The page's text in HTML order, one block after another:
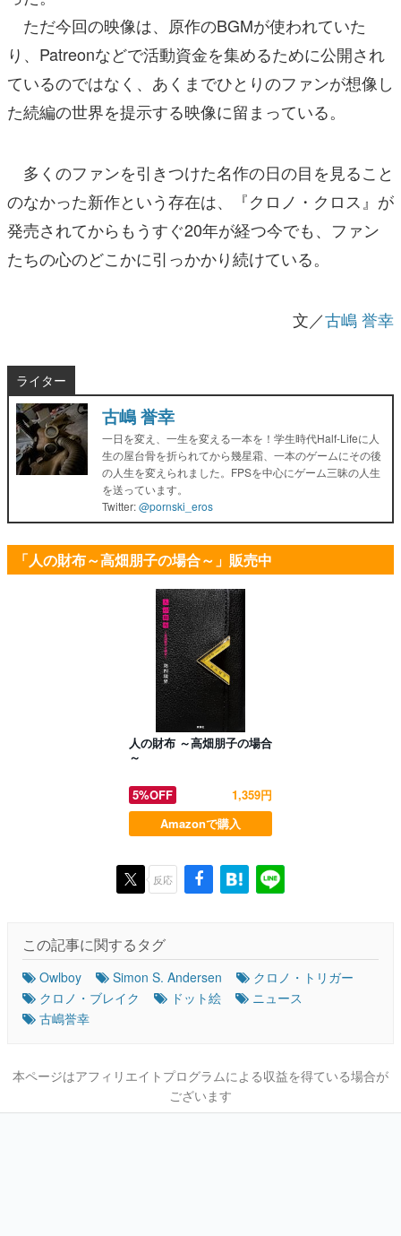
ただ今回の映像は、原作のBGMが使われていた
り、Patreonなどで活動資金を集めるために公開され
ているのではなく、あくまでひとりのファンが想像し
た続編の世界を提示する映像に留まっている。
多くのファンを引きつけた名作の日の目を見ること
のなかった新作という存在は、『クロノ・クロス』が
発売されてからもうすぐ20年が経つ今でも、ファン
たちの心のどこかに引っかかり続けている。
文／古嶋 誉幸
ライター
古嶋 誉幸
一日を変え、一生を変える一本を！学生時代Half-Lifeに人
生の屋台骨を折られてから幾星霜、一本のゲームにその後
の人生を変えられました。FPSを中心にゲーム三昧の人生
を送っています。
Twitter:@pornski_eros
「人の財布～高畑朋子の場合～」販売中
人の財布 ～高畑朋子の場合
～
5%OFF
1,359円
Amazonで購入
反応
この記事に関するタグ
Owlboy Simon S. Andersen
クロノ・トリガー
クロノ・ブレイク
ドット絵
ニュース
古嶋誉幸
本ページはアフィリエイトプログラムによる収益を得ている場合が
ございます